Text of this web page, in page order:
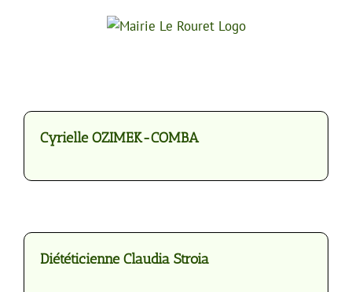
Cyrielle OZIMEK-COMBA
Diététicienne Claudia Stroia